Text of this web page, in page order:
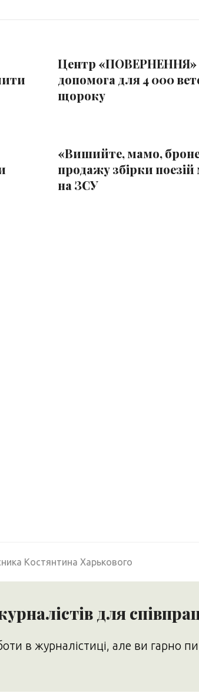
Центр «ПОВЕРНЕННЯ»
допомога для 4 000
щороку
«Вишийте, мамо,
продажу збірки
на ЗСУ
Костянтина Харькового
для
в журналістиці, але ви гарно